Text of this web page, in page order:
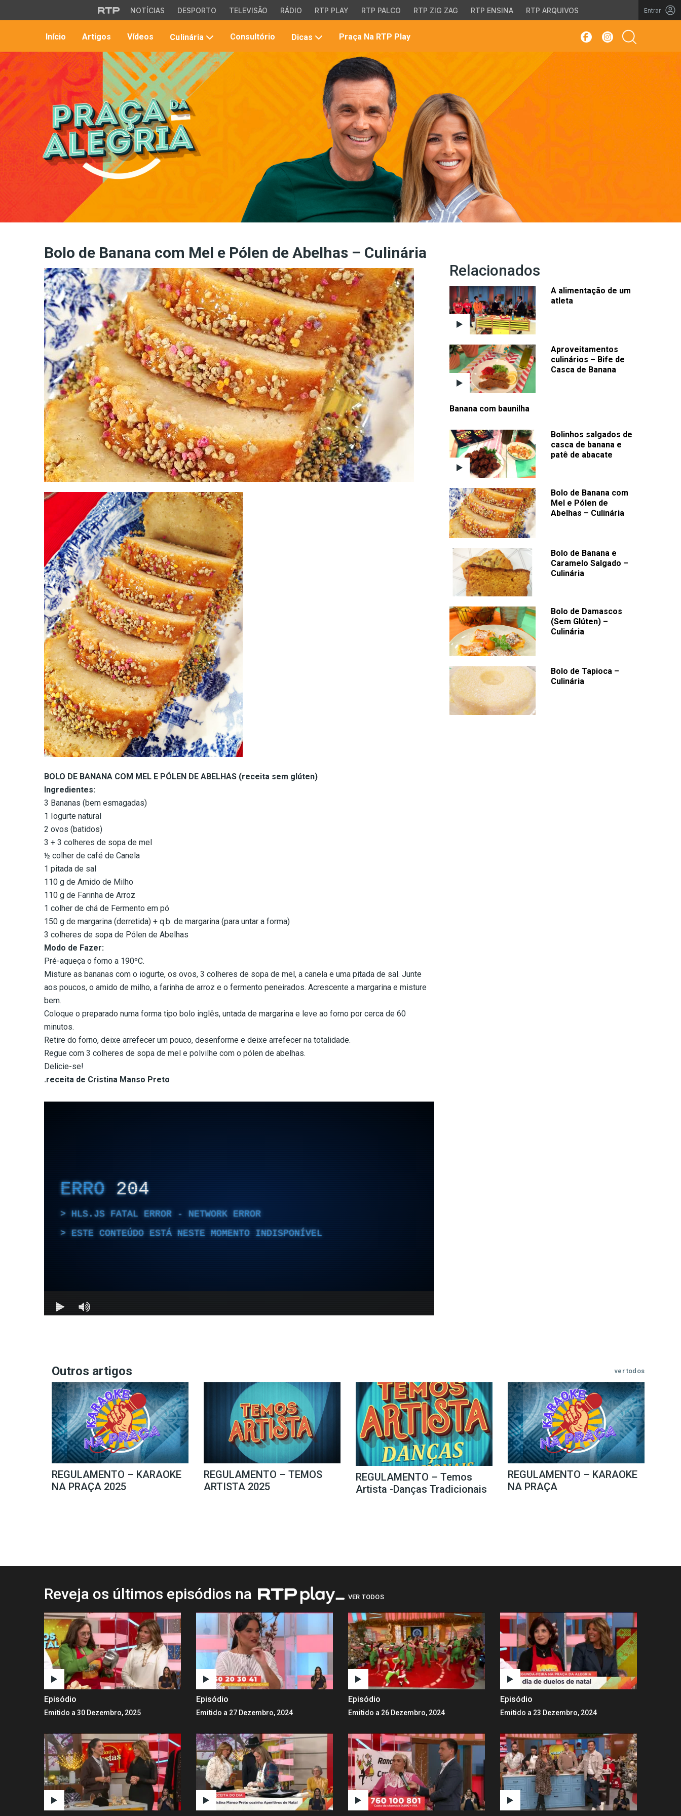
Saltar para o conteúdo principal
NOTÍCIAS DESPORTO TELEVISÃO RÁDIO RTP PLAY RTP PALCO RTP ZIG ZAG RTP ENSINA RTP ARQUIVOS Entrar
Início Artigos Vídeos Culinária Consultório Dicas Praça Na RTP Play
site
Bolo de Banana com Mel e Pólen de Abelhas – Culinária
BOLO DE BANANA COM MEL E PÓLEN DE ABELHAS (receita sem glúten)
Ingredientes:
3 Bananas (bem esmagadas)
1 Iogurte natural
2 ovos (batidos)
3 + 3 colheres de sopa de mel
½ colher de café de Canela
1 pitada de sal
110 g de Amido de Milho
110 g de Farinha de Arroz
1 colher de chá de Fermento em pó
150 g de margarina (derretida) + q.b. de margarina (para untar a forma)
3 colheres de sopa de Pólen de Abelhas
Modo de Fazer:
Pré-aqueça o forno a 190ºC.
Misture as bananas com o iogurte, os ovos, 3 colheres de sopa de mel, a canela e uma pitada de sal. Junte
aos poucos, o amido de milho, a farinha de arroz e o fermento peneirados. Acrescente a margarina e misture
bem.
Coloque o preparado numa forma tipo bolo inglês, untada de margarina e leve ao forno por cerca de 60
minutos.
Retire do forno, deixe arrefecer um pouco, desenforme e deixe arrefecer na totalidade.
Regue com 3 colheres de sopa de mel e polvilhe com o pólen de abelhas.
Delicie-se!
.receita de Cristina Manso Preto
Relacionados
A alimentação de um
atleta
Aproveitamentos
culinários – Bife de
Casca de Banana
Banana com baunilha
Bolinhos salgados de
casca de banana e
patê de abacate
Bolo de Banana com
Mel e Pólen de
Abelhas – Culinária
Bolo de Banana e
Caramelo Salgado –
Culinária
Bolo de Damascos
(Sem Glúten) –
Culinária
Bolo de Tapioca –
Culinária
Outros artigos ver todos
REGULAMENTO – KARAOKE
NA PRAÇA 2025
REGULAMENTO – TEMOS
ARTISTA 2025
REGULAMENTO – Temos
Artista -Danças Tradicionais
REGULAMENTO – KARAOKE
NA PRAÇA
Reveja os últimos episódios na VER TODOS
Episódio
Emitido a 30 Dezembro, 2025
Episódio
Emitido a 27 Dezembro, 2024
Episódio
Emitido a 26 Dezembro, 2024
Episódio
Emitido a 23 Dezembro, 2024